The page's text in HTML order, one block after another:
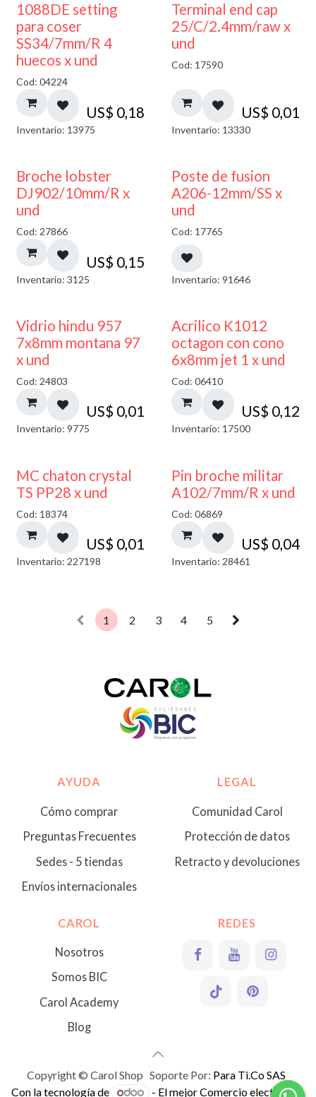
1088DE setting
para coser
SS34/7mm/R 4
huecos x und
Cod: 04224
US$ 0,18
Inventario: 13975
Terminal end cap
25/C/2.4mm/raw x
und
Cod: 17590
US$ 0,01
Inventario: 13330
Broche lobster
DJ902/10mm/R x
und
Cod: 27866
US$ 0,15
Inventario: 3125
Poste de fusion
A206-12mm/SS x
und
Cod: 17765
Inventario: 91646
40% DESCUENTO
Vidrio hindu 957
7x8mm montana 97
x und
Cod: 24803
US$ 0,01
Inventario: 9775
Acrilico K1012
octagon con cono
6x8mm jet 1 x und
Cod: 06410
US$ 0,12
Inventario: 17500
MC chaton crystal
TS PP28 x und
Cod: 18374
US$ 0,01
Inventario: 227198
Pin broche militar
A102/7mm/R x und
Cod: 06869
US$ 0,04
Inventario: 28461
1 2 3 4 5
AYUDA
Cómo comprar
Preguntas Frecuentes
Sedes - 5 tiendas
Envíos internacionales
LEGAL
Comunidad Carol
Protección de datos
Retracto y devoluciones
CAROL
Nosotros
Somos BIC
Carol Academy
Blog
REDES
Copyright © Carol Shop Soporte Por: Para Ti.Co SAS
Con la tecnología de
- El mejorComercio electrónico